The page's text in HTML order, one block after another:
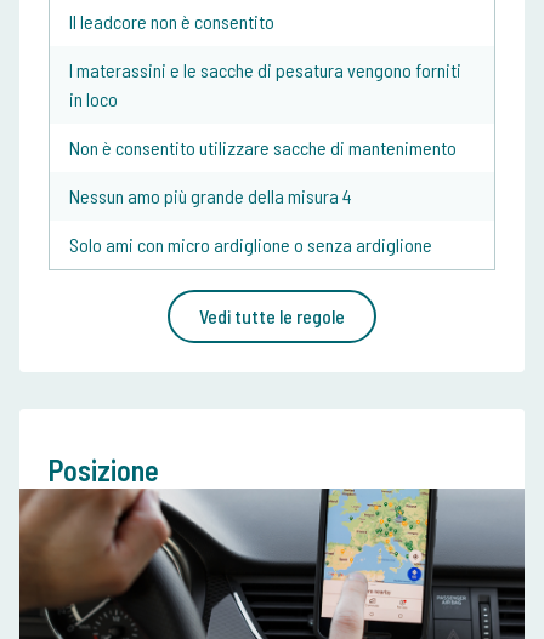
Il leadcore non è consentito
I materassini e le sacche di pesatura vengono forniti
in loco
Non è consentito utilizzare sacche di mantenimento
Nessun amo più grande della misura 4
Solo ami con micro ardiglione o senza ardiglione
Vedi tutte le regole
Posizione